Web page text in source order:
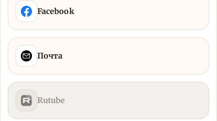
Facebook
Почта
Rutube